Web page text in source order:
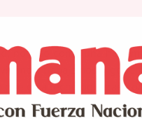
parecía inimaginable.
no solo como una
trabajamos y
esta tecnología trae
tareas con una eficiencia